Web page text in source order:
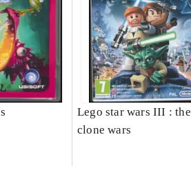
Lego star wars III : the
clone wars